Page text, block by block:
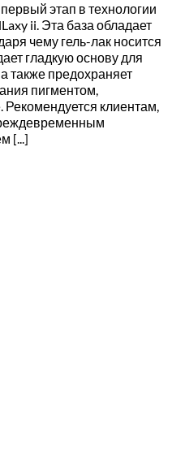
этап в технологии
ii. Эта база обладает
чему гель-лак носится
гладкую основу для
также предохраняет
пигментом,
клиентам,
[...]